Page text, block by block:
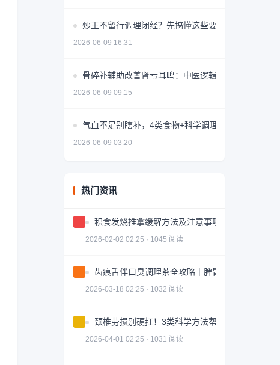
炒王不留行调理闭经？先搞懂这些要点避免无效用药
2026-06-09 16:31
骨碎补辅助改善肾亏耳鸣：中医逻辑与使用指南
2026-06-09 09:15
气血不足别瞎补，4类食物+科学调理指南
2026-06-09 03:20
热门资讯
积食发烧推拿缓解方法及注意事项
2026-02-02 02:25 · 1045 阅读
齿痕舌伴口臭调理茶全攻略｜脾胃健康轻松掌握
2026-03-18 02:25 · 1032 阅读
颈椎劳损别硬扛！3类科学方法帮你轻松缓解｜实
2026-04-01 02:25 · 1031 阅读